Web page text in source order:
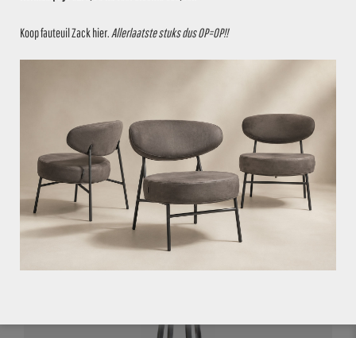
Stukprijs € 29,95
ZIE JE DIT OOK ZITTEN?
Koop fauteuil Zackhier Allerlaatste stuks dus OP=OP!!